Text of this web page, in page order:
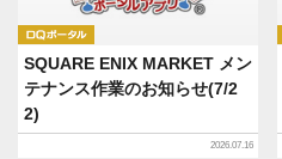
SQUARE ENIX MARKET メン
テナンス作業のお知らせ(7/2
2)
2026.07.16